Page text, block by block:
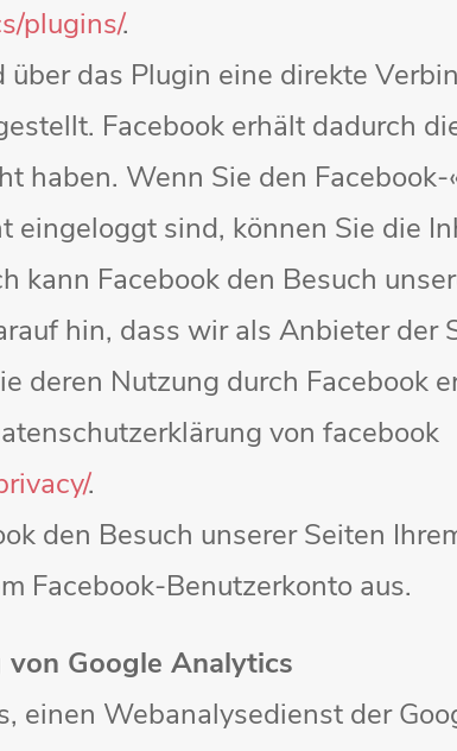
plugins/.
das Plugin eine direkte
Facebook erhält dadurch
haben. Wenn Sie den
eingeloggt sind, können Sie die
kann Facebook den Besuch
hin, dass wir als Anbieter der
deren Nutzung durch Facebook
von facebook
.
den Besuch unserer Seiten
Facebook-Benutzerkonto aus.
Google Analytics
einen Webanalysedienst der